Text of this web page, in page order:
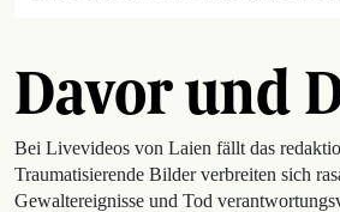
Davor und
Bei Livevideos von Laien fällt das
Traumatisierende Bilder verbreiten sich
Gewaltereignisse und Tod